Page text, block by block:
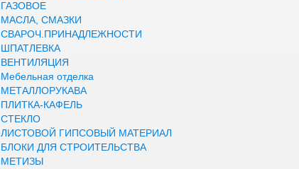
ГАЗОВОЕ
МАСЛА, СМАЗКИ
СВАРОЧ.ПРИНАДЛЕЖНОСТИ
ШПАТЛЕВКА
ВЕНТИЛЯЦИЯ
Мебельная отделка
МЕТАЛЛОРУКАВА
ПЛИТКА-КАФЕЛЬ
СТЕКЛО
ЛИСТОВОЙ ГИПСОВЫЙ МАТЕРИАЛ
БЛОКИ ДЛЯ СТРОИТЕЛЬСТВА
МЕТИЗЫ